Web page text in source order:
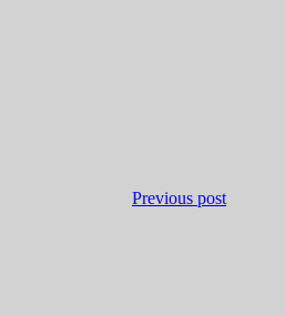
Previous post